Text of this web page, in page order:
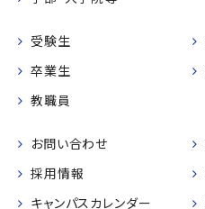
受験生
卒業生
教職員
お問い合わせ
採用情報
キャンパスカレンダー